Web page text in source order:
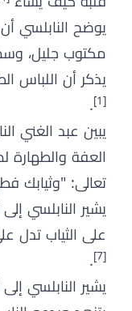
يوضح النابلسي
مكتوب جليل،
يذكر أن اللباس
[1]
.
يبين عبد الغني
العفة والطهارة
تعالى: "وثيابك
يشير النابلسي
على الثياب تدل
[7]
.
يشير النابلسي